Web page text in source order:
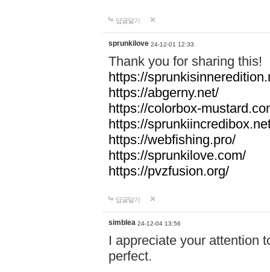
답글달기
sprunkilove 24-12-01 12:33
Thank you for sharing this!
https://
https://abgerny.net/
https://colorbox-
https://
https://webfishing.pro/
https://sprunkilove.com/
https://pvzfusion.org/
답글달기
simblea 24-12-04 13:56
I appreciate your attention
perfect.